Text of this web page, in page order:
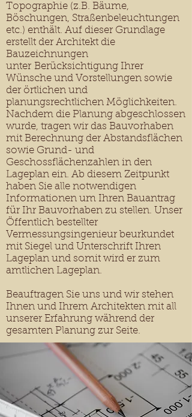
Topographie (z.B. Bäume,
Böschungen, Straßenbeleuchtungen
etc.) enthält. Auf dieser Grundlage
erstellt der Architekt die
Bauzeichnungen
unter Berücksichtigung Ihrer
Wünsche und Vorstellungen sowie
der örtlichen und
planungsrechtlichen Möglichkeiten.
Nachdem die Planung abgeschlossen
wurde, tragen wir das Bauvorhaben
mit Berechnung der Abstandsflächen
sowie Grund- und
Geschossflächenzahlen in den
Lageplan ein. Ab diesem Zeitpunkt
haben Sie alle notwendigen
Informationen um Ihren Bauantrag
für Ihr Bauvorhaben zu stellen. Unser
Öffentlich bestellter
Vermessungsingenieur beurkundet
mit Siegel und Unterschrift Ihren
Lageplan und somit wird er zum
amtlichen Lageplan.
Beauftragen Sie uns und wir stehen
Ihnen und Ihrem Architekten mit all
unserer Erfahrung während der
gesamten Planung zur Seite.